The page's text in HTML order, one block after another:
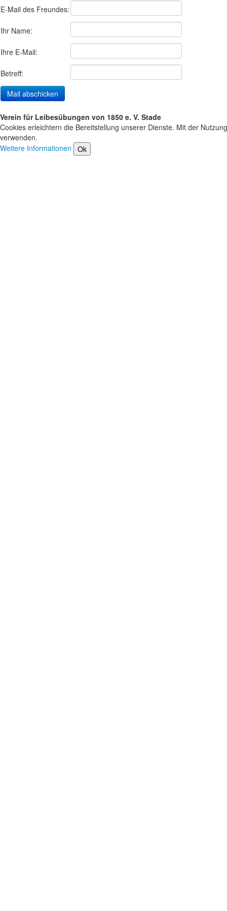
E-Mail des Freundes:
Ihr Name:
Ihre E-Mail:
Betreff:
Verein für Leibesübungen von 1850 e. V. Stade
Cookies erleichtern die Bereitstellung unserer Dienste. Mit der
verwenden.
Weitere Informationen
Ok